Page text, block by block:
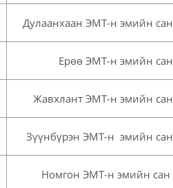
Дулаанхаан ЭМТ-н эмийн сан
Ерөө ЭМТ-н эмийн сан
Жавхлант ЭМТ-н эмийн сан
Зүүнбүрэн ЭМТ-н эмийн сан
Номгон ЭМТ-н эмийн сан